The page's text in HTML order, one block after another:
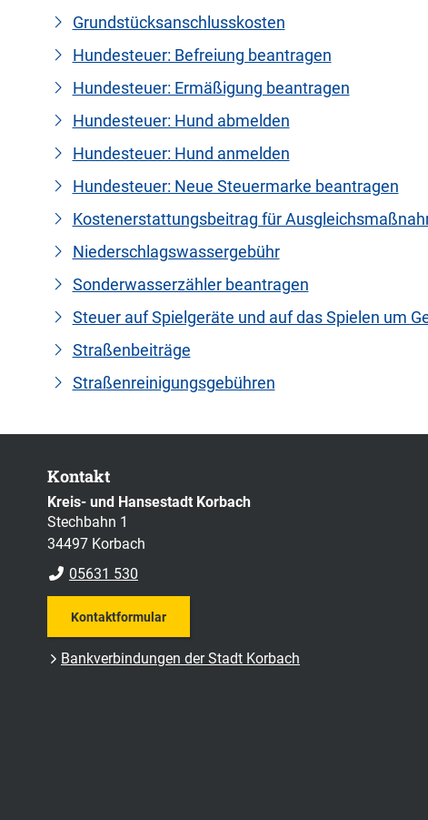
Grundstücksanschlusskosten
Hundesteuer: Befreiung beantragen
Hundesteuer: Ermäßigung beantragen
Hundesteuer: Hund abmelden
Hundesteuer: Hund anmelden
Hundesteuer: Neue Steuermarke beantragen
Kostenerstattungsbeitrag für
Niederschlagswassergebühr
Sonderwasserzähler beantragen
Steuer auf Spielgeräte und auf das Spielen um
Straßenbeiträge
Straßenreinigungsgebühren
Kontakt
Kreis- und Hansestadt Korbach
Stechbahn 1
34497 Korbach
05631 530
Kontaktformular
Bankverbindungen der Stadt Korbach